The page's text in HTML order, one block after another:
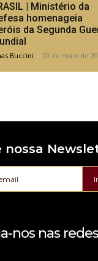
| Ministério da
homenageia
da Segunda
Buccini - 20 de maio de
nossa
nos nas redes